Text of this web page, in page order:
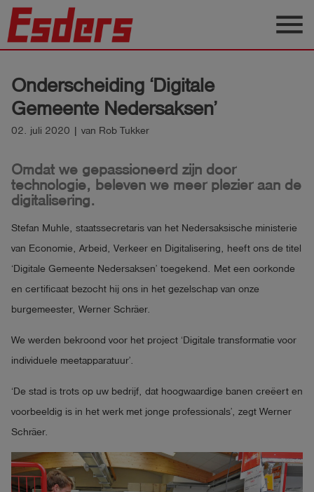
Blog
Esders
account_circle Login
shieldRegistratie
menu
Onderscheiding ‘Digitale
Gemeente Nedersaksen’
02. juli 2020 | van Rob Tukker
Omdat we gepassioneerd zijn door
technologie, beleven we meer plezier aan de
digitalisering.
Stefan Muhle, staatssecretaris van het Nedersaksische ministerie
van Economie, Arbeid, Verkeer en Digitalisering, heeft ons de titel
‘Digitale Gemeente Nedersaksen’ toegekend. Met een oorkonde
en certificaat bezocht hij ons in het gezelschap van onze
burgemeester, Werner Schräer.
We werden bekroond voor het project ‘Digitale transformatie voor
individuele meetapparatuur’.
‘De stad is trots op uw bedrijf, dat hoogwaardige banen creëert en
voorbeeldig is in het werk met jonge professionals’, zegt Werner
Schräer.